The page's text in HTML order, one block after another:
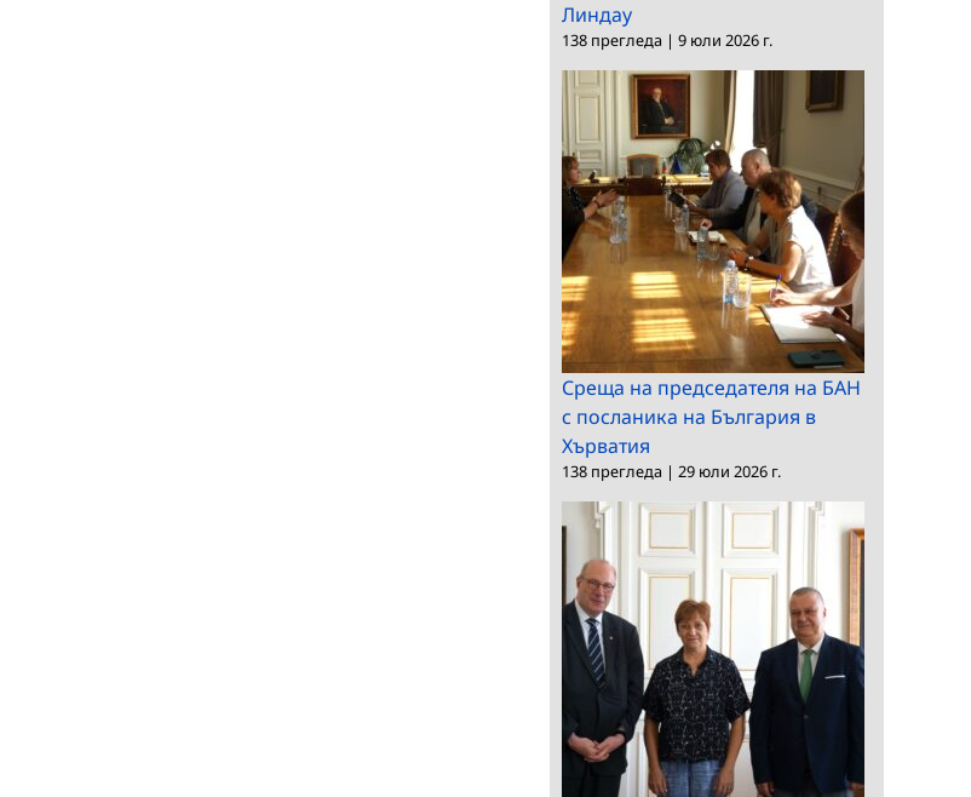
Линдау
138 прегледа | 9 юли 2026 г.
Среща на председателя на БАН
с посланика на България в
Хърватия
138 прегледа | 29 юли 2026 г.